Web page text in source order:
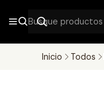
Inicio Todos